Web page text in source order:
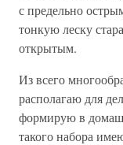
с предельно
тонкую леску
открытым.
Из всего
располагаю для
формирую в
такого набора